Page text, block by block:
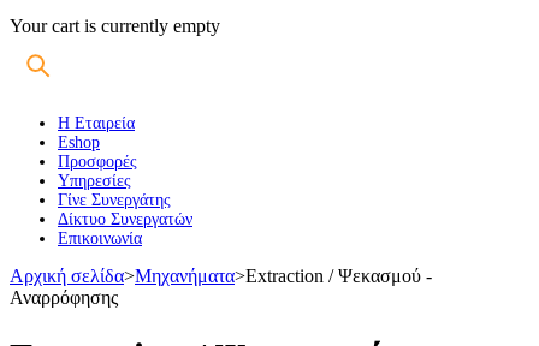
Your cart is currently empty
Η Εταιρεία
Eshop
Προσφορές
Υπηρεσίες
Γίνε Συνεργάτης
Δίκτυο Συνεργατών
Επικοινωνία
Αρχική σελίδα>Μηχανήματα>Extraction / Ψεκασμού -
Αναρρόφησης